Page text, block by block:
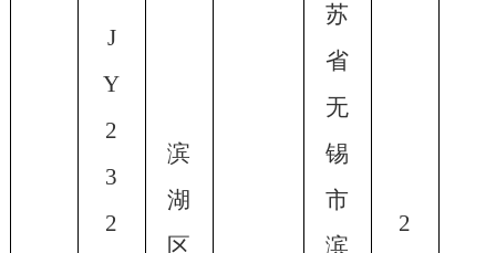
J
Y
2
3
2
滨
湖
区
苏
省
无
锡
市
滨
2